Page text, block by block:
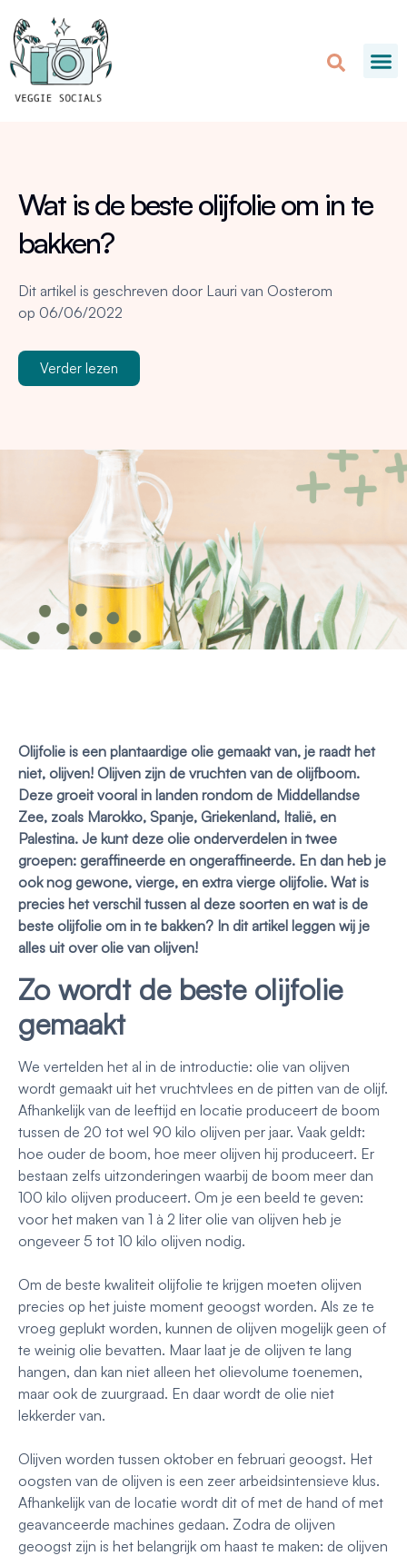
Wat is de beste olijfolie om in te
bakken?
Dit artikel is geschreven door Lauri van Oosterom
op 06/06/2022
Verder lezen
Olijfolie is een plantaardige olie gemaakt van, je raadt het
niet, olijven! Olijven zijn de vruchten van de olijfboom.
Deze groeit vooral in landen rondom de Middellandse
Zee, zoals Marokko, Spanje, Griekenland, Italië, en
Palestina. Je kunt deze olie onderverdelen in twee
groepen: geraffineerde en ongeraffineerde. En dan heb je
ook nog gewone, vierge, en extra vierge olijfolie. Wat is
precies het verschil tussen al deze soorten en wat is de
beste olijfolie om in te bakken? In dit artikel leggen wij je
alles uit over olie van olijven!
Zo wordt de beste olijfolie
gemaakt
We vertelden het al in de introductie: olie van olijven
wordt gemaakt uit het vruchtvlees en de pitten van de olijf.
Afhankelijk van de leeftijd en locatie produceert de boom
tussen de 20 tot wel 90 kilo olijven per jaar. Vaak geldt:
hoe ouder de boom, hoe meer olijven hij produceert. Er
bestaan zelfs uitzonderingen waarbij de boom meer dan
100 kilo olijven produceert. Om je een beeld te geven:
voor het maken van 1 à 2 liter olie van olijven heb je
ongeveer 5 tot 10 kilo olijven nodig.
Om de beste kwaliteit olijfolie te krijgen moeten olijven
precies op het juiste moment geoogst worden. Als ze te
vroeg geplukt worden, kunnen de olijven mogelijk geen of
te weinig olie bevatten. Maar laat je de olijven te lang
hangen, dan kan niet alleen het olievolume toenemen,
maar ook de zuurgraad. En daar wordt de olie niet
lekkerder van.
Olijven worden tussen oktober en februari geoogst. Het
oogsten van de olijven is een zeer arbeidsintensieve klus.
Afhankelijk van de locatie wordt dit of met de hand of met
geavanceerde machines gedaan. Zodra de olijven
geoogst zijn is het belangrijk om haast te maken: de olijven